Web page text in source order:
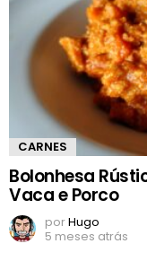
CARNES
Bolonhesa
Vaca e Porco
porHugo
5 meses atrás